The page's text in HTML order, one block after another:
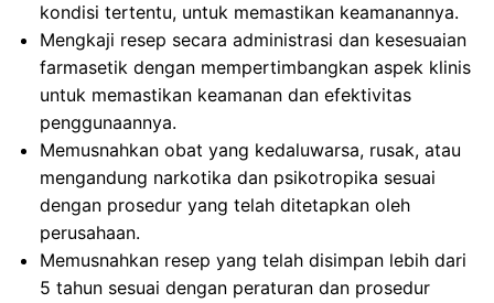
kondisi tertentu, untuk memastikan keamanannya.
Mengkaji resep secara administrasi dan kesesuaian
farmasetik dengan mempertimbangkan aspek klinis
untuk memastikan keamanan dan efektivitas
penggunaannya.
Memusnahkan obat yang kedaluwarsa, rusak, atau
mengandung narkotika dan psikotropika sesuai
dengan prosedur yang telah ditetapkan oleh
perusahaan.
Memusnahkan resep yang telah disimpan lebih dari
5 tahun sesuai dengan peraturan dan prosedur